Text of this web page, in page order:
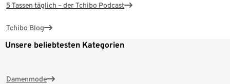
5 Tassen täglich – der Tchibo Podcast
Tchibo Blog
Unsere beliebtesten Kategorien
Damenmode